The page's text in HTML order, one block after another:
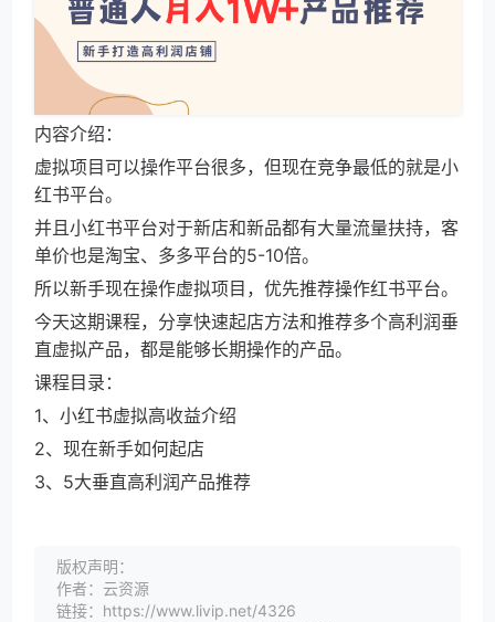
内容介绍：
虚拟项目可以操作平台很多，但现在竞争最低的就是小
红书平台。
并且小红书平台对于新店和新品都有大量流量扶持，客
单价也是淘宝、多多平台的5-10倍。
所以新手现在操作虚拟项目，优先推荐操作红书平台。
今天这期课程，分享快速起店方法和推荐多个高利润垂
直虚拟产品，都是能够长期操作的产品。
课程目录：
1、小红书虚拟高收益介绍
2、现在新手如何起店
3、5大垂直高利润产品推荐
版权声明：
作者：云资源
链接：https://www.livip.net/4326